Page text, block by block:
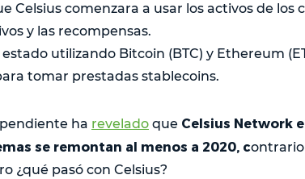
Celsius comenzara a usar los activos de los
y las recompensas.
utilizando Bitcoin (BTC) y Ethereum
tomar prestadas stablecoins.
ha revelado que Celsius Network
se remontan al menos a 2020, c
¿qué pasó con Celsius?